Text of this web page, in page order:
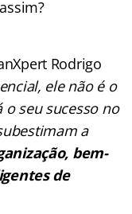
Rodrigo
ele não é o
seu sucesso no
a
bem-
de